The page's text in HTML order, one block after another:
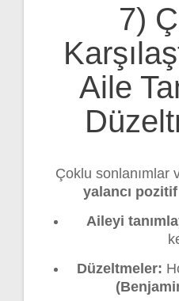
7)
Aile
Çoklu sonlanımlar
yalancı pozitif
Aileyi
Düzeltmeler: